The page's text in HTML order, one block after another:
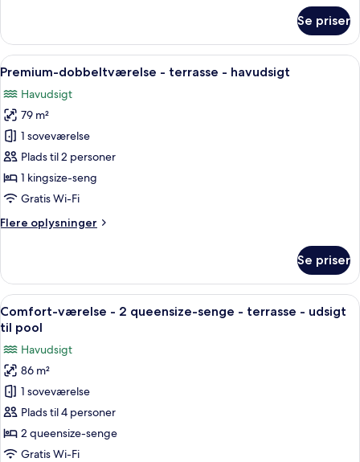
værelse
badekar
delvis
havudsigt
Se priser
Indlæs
alle
billeder
af
Premium-
dobbeltværelse
-
terrasse
havudsigt
Et soveværelse med stort vindue,
8
Premium-dobbeltværelse - terrasse - havudsigt
Havudsigt
79 m²
1 soveværelse
Plads til 2 personer
1 kingsize-seng
Gratis Wi-Fi
Flere oplysninger
Flere
dobbeltværelse
terrasse
-
havudsigt
Se priser
Indlæs
alle
billeder
af
Comfort-
værelse
-
2
queensize-
Et soveværelse med to senge, en
6
Comfort-værelse - 2 queensize-senge - terrasse - udsigt
til pool
Havudsigt
86 m²
1 soveværelse
Plads til 4 personer
2 queensize-senge
Gratis Wi-Fi